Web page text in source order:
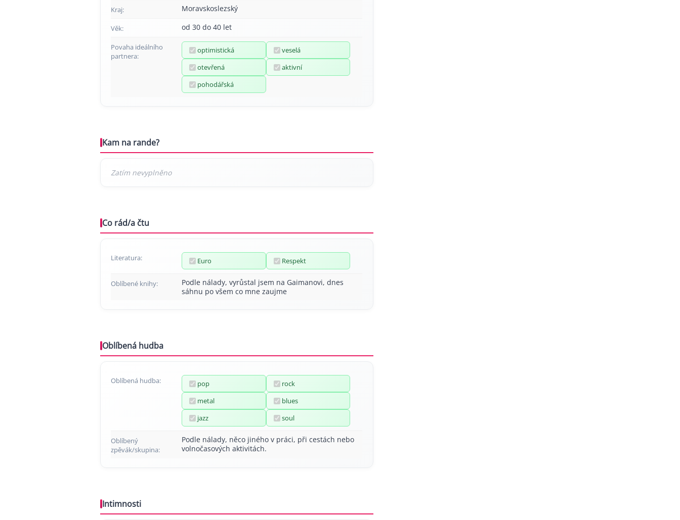
Kraj: Moravskoslezský
Věk: od 30 do 40 let
Povaha ideálního
partnera:
optimistická
veselá
otevřená
aktivní
pohodářská
Kam na rande?
Co rád/a čtu
Literatura: Euro Respekt
Oblíbené knihy:
Podle nálady, vyrůstal jsem na Gaimanovi, dnes
sáhnu po všem co mne zaujme
Oblíbená hudba
Oblíbená hudba: pop
rock
metal
blues
jazz
soul
Oblíbený
zpěvák/skupina:
Podle nálady, něco jiného v práci, při cestách nebo
volnočasových aktivitách.
Intimnosti